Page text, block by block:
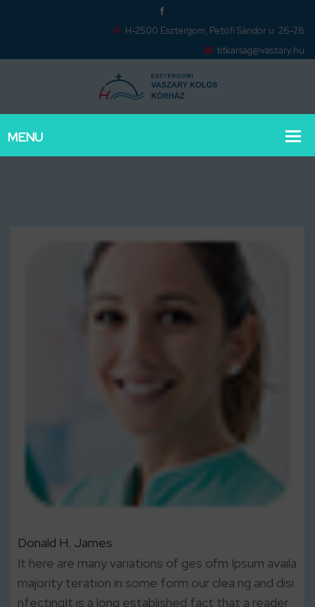
H-2500 Esztergom, Petőfi Sándor u. 26-28
titkarsag@vaszary.hu
Donald H. James
It here are many variations of ges ofm Ipsum availa
majority teration in some form our clea ng and disi
nfectingIt is a long established fact that a reader